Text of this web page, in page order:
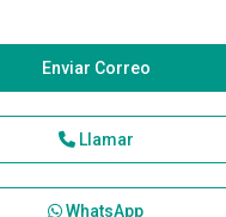
Enviar Correo
Llamar
WhatsApp